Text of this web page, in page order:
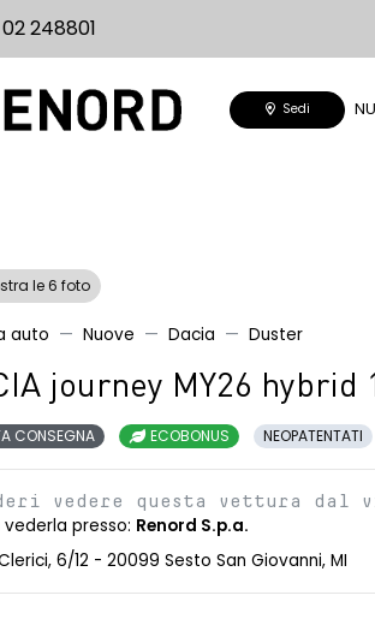
02 248801
Sedi
le 6 foto
auto Nuove Dacia Duster
journey MY26 hybrid
CONSEGNA ECOBONUS NEOPATENTATI
vedere questa vettura dal
vederla presso: Renord S.p.a.
6/12 - 20099 Sesto San Giovanni, MI